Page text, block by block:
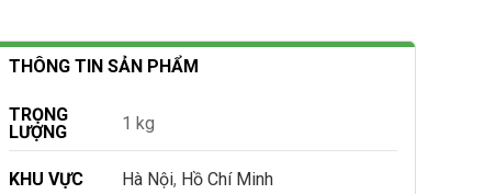
THÔNG TIN SẢN PHẨM
TRỌNG
LƯỢNG
1 kg
KHU VỰC Hà Nội, Hồ Chí Minh